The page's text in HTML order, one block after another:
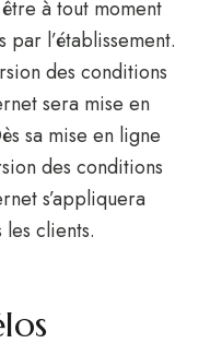
à tout moment
l’établissement.
des conditions
sera mise en
sa mise en ligne
des conditions
s’appliquera
clients.